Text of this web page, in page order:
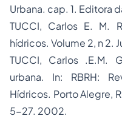
Urbana. cap. 1. Editora
TUCCI, Carlos E. M.
hídricos. Volume 2, n 2.
TUCCI, Carlos .E.M.
urbana. In: RBRH:
Hídricos. Porto Alegre,
5-27. 2002.